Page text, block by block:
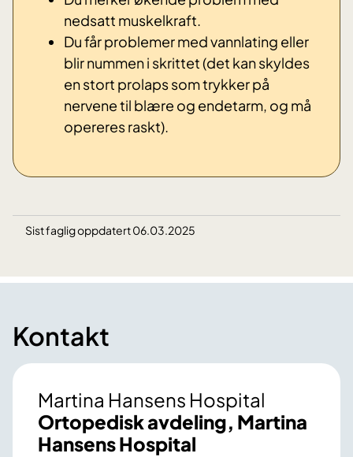
nedsatt muskelkraft.
Du får problemer med vannlating eller
blir nummen i skrittet (det kan skyldes
en stort prolaps som trykker på
nervene til blære og endetarm, og må
opereres raskt).
Sist faglig oppdatert 06.03.2025
Kontakt
Martina Hansens Hospital
Ortopedisk avdeling, Martina
Hansens Hospital